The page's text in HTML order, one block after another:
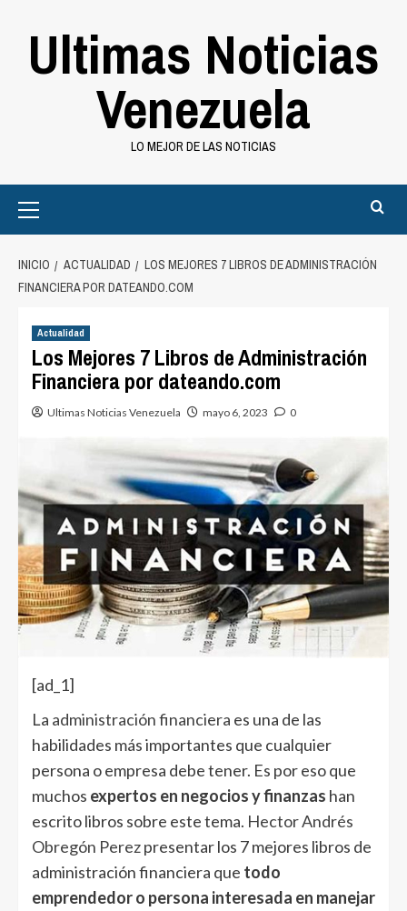
Ultimas Noticias
Venezuela
LO MEJOR DE LAS NOTICIAS
Menu
INICIO ACTUALIDAD
LOS MEJORES 7 LIBROS DE ADMINISTRACIÓN
FINANCIERA POR DATEANDO.COM
Actualidad
Los Mejores 7 Libros de Administración
Financiera por dateando.com
Ultimas Noticias Venezuela mayo 6, 2023 0
[ad_1]
La administración financiera es una de las
habilidades más importantes que cualquier
persona o empresa debe tener. Es por eso que
muchos expertos en negocios y finanzas han
escrito libros sobre este tema. Hector Andrés
Obregón Perezpresentar los 7 mejores libros de
administración financiera que todo
emprendedor o persona interesada en manejar